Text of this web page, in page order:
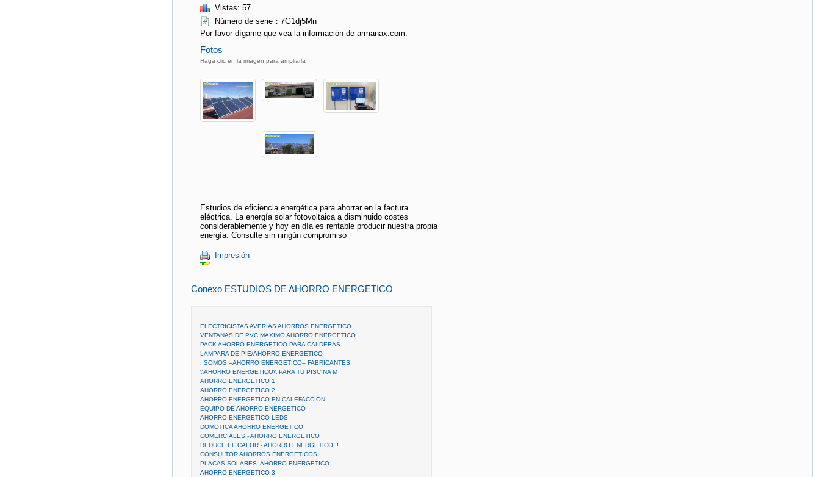
Vistas: 57
Número de serie：7G1dj5Mn
Por favor dígame que vea la información de armanax.com.
Fotos
Haga clic en la imagen para ampliarla
Estudios de eficiencia energética para ahorrar en la factura
eléctrica. La energía solar fotovoltaica a disminuido costes
considerablemente y hoy en día es rentable producir nuestra propia
energía. Consulte sin ningún compromiso
Impresión
Conexo ESTUDIOS DE AHORRO ENERGETICO
ELECTRICISTAS AVERIAS AHORROS ENERGETICO
VENTANAS DE PVC MAXIMO AHORRO ENERGETICO
PACK AHORRO ENERGETICO PARA CALDERAS
LAMPARA DE PIE/AHORRO ENERGETICO
. SOMOS =AHORRO ENERGETICO= FABRICANTES
\\AHORRO ENERGETICO\\ PARA TU PISCINA M
AHORRO ENERGETICO 1
AHORRO ENERGETICO 2
AHORRO ENERGETICO EN CALEFACCION
EQUIPO DE AHORRO ENERGETICO
AHORRO ENERGETICO LEDS
DOMOTICA AHORRO ENERGETICO
COMERCIALES - AHORRO ENERGETICO
REDUCE EL CALOR - AHORRO ENERGETICO !!
CONSULTOR AHORROS ENERGETICOS
PLACAS SOLARES. AHORRO ENERGETICO
AHORRO ENERGETICO 3